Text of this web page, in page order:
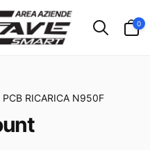
0
articoli
RICARICA N950F